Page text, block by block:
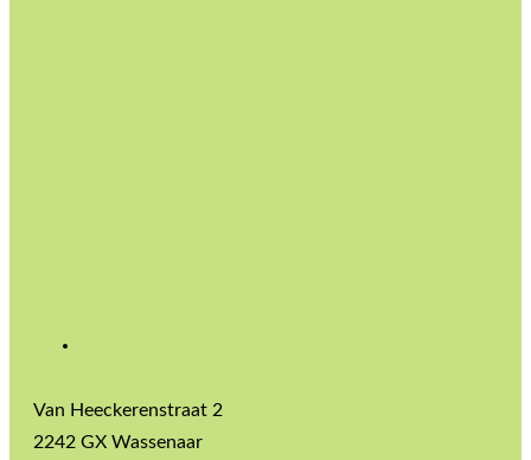
Van Heeckerenstraat 2
2242 GX Wassenaar